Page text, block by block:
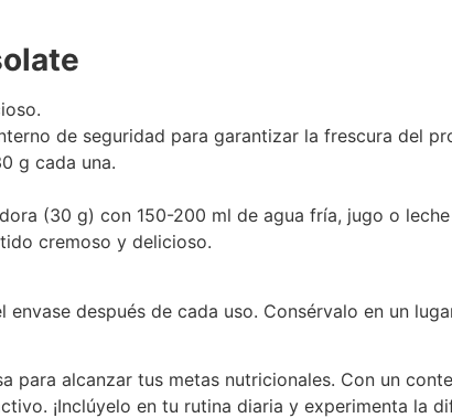
de seguridad para garantizar la frescura del
g cada una.
(30 g) con 150-200 ml de agua fría, jugo o
cremoso y delicioso.
envase después de cada uso. Consérvalo en un
para alcanzar tus metas nutricionales. Con un
¡Inclúyelo en tu rutina diaria y experimenta la